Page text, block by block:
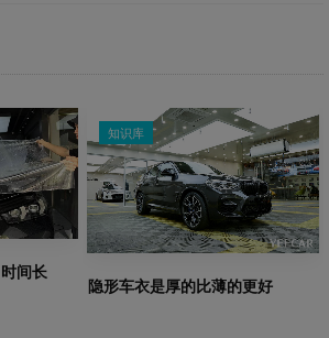
间长
知识库
隐形车衣是厚的比薄的更好